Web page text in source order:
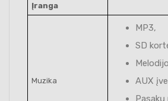
Įranga
Muzika
MP3,
SD
AUX
Pasakų